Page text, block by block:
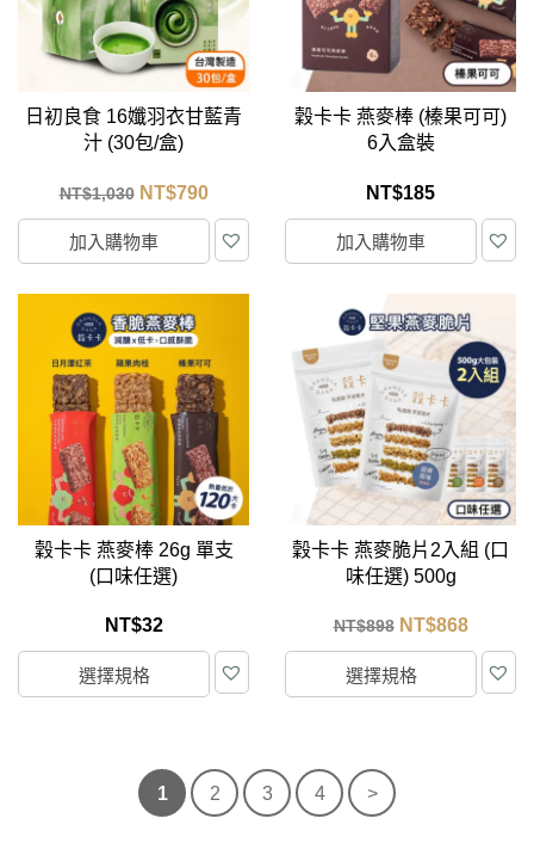
日初良食 16孅羽衣甘藍青
汁 (30包/盒)
NT$1,030 NT$790
加入購物車
穀卡卡 燕麥棒 (榛果可可)
6入盒裝
NT$185
加入購物車
穀卡卡 燕麥棒 26g 單支
(口味任選)
NT$32
選擇規格
穀卡卡 燕麥脆片2入組 (口
味任選) 500g
NT$898 NT$868
選擇規格
1 2 3 4 >